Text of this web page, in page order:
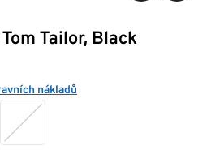
Tailor, Black
nákladů